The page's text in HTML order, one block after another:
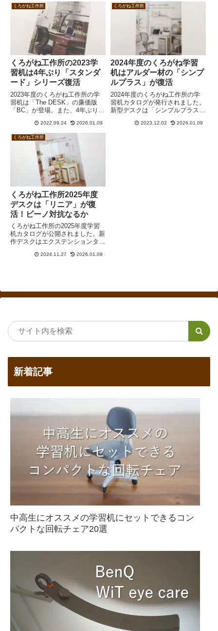
が優れています。ほぼ同じ価格な
のに、theデスクCDならデスクラ
イトが付属しており、書棚の幅が
広くて収納量が多く、省スペース
にレイアウトすることもできるか
らです。一方、リシェットはコス
パではなくデザインと質感で選ぶ
感じと言えます。
が、近年は天然木を使ったセレク
トタイプを増やしています。以前
はハローキティモデルなどちょっ
と変わったデスクもありました。
くろがね工作所
くろがね工作所の2023学
習机は4年ぶり「スタンダ
ード」シリーズ復活
2023年度のくろがね工作所の学
習机は「The DESK」の廉価版
「BC」が登場。また、4年ぶりに
ってきました。「The DESK」は
デスクライト別に、「ヴィンテ
3」、「ラティック」はシェルフ
も別になり、トータルでは値上げ
となっています。
2022.09.24 2026.01.09
くろがね工作所
2024年度のくろがね学習
机はアルダー材の「シンプ
ルプラス」が復活
2024年度のくろがね工作所の学
習机カタログが発行されました。
新型デスクは「シンプルプラス」
コイズミ「レイクウッド」の競合
2023.12.02 2026.01.09
くろがね工作所
くろがね工作所2025年度
デスクは「リニア」が復
活！ビーノ対抗なるか
くろがね工作所の2025年度学習
机カタログが公開されました。新
作デスクはエクステンションタイ
ンナップされた「リミアミオ」。
2024.11.27 2026.01.09
新着記事
中高生にオススメの学習机にセットできるコン
パクトな回転チェア20選